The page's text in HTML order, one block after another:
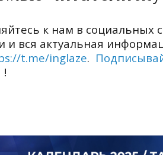
к нам в социальных
и вся актуальная
t.me/inglaze.
!